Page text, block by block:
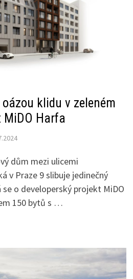
klidu v zeleném
Harfa
dům mezi ulicemi
v Praze 9 slibuje jedinečný
o developerský projekt MiDO
150 bytů s …